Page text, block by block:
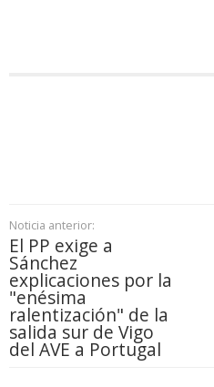
Noticia anterior:
El PP exige a
Sánchez
explicaciones por la
"enésima
ralentización" de la
salida sur de Vigo
del AVE a Portugal